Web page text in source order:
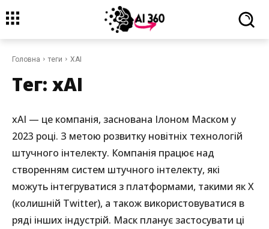
Головна теги XAI
Тег: xAI
xAI — це компанія, заснована Ілоном Маском у
2023 році. З метою розвитку новітніх технологій
штучного інтелекту. Компанія працює над
створенням систем штучного інтелекту, які
можуть інтегруватися з платформами, такими як X
(колишній Twitter), а також використовуватися в
ряді інших індустрій. Маск планує застосувати ці